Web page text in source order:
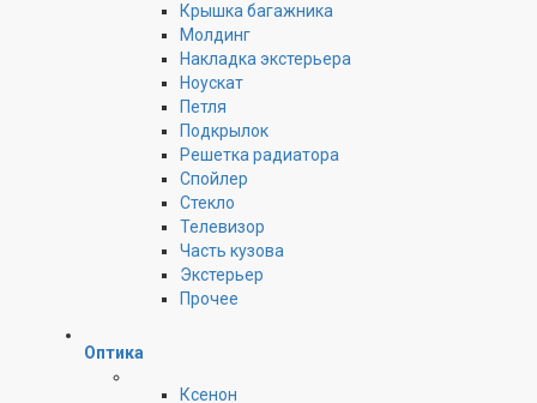
Крышка багажника
Молдинг
Накладка экстерьера
Ноускат
Петля
Подкрылок
Решетка радиатора
Спойлер
Стекло
Телевизор
Часть кузова
Экстерьер
Прочее
Оптика
Ксенон